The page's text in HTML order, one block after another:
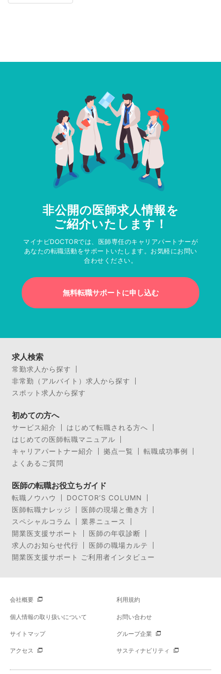
非公開の医師求人情報を
ご紹介いたします！
マイナビDOCTORでは、医師専任のキャリアパートナーが
あなたの転職活動をサポートいたします。お気軽にお問い
合わせください。
無料転職サポートに申し込む
求人検索
常勤求人から探す
非常勤（アルバイト）求人から探す
スポット求人から探す
初めての方へ
サービス紹介
はじめて転職される方へ
はじめての医師転職マニュアル
キャリアパートナー紹介
拠点一覧
転職成功事例
よくあるご質問
医師の転職お役立ちガイド
転職ノウハウ
DOCTOR’S COLUMN
医師転職ナレッジ
医師の現場と働き方
スペシャルコラム
業界ニュース
開業医支援サポート
医師の年収診断
求人のお知らせ代行
医師の職場カルテ
開業医支援サポート ご利用者インタビュー
会社概要 利用規約
個人情報の取り扱いについて お問い合わせ
サイトマップ グループ企業
アクセス サスティナビリティ